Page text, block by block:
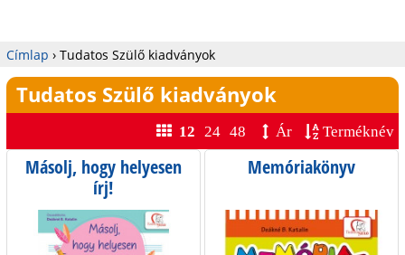
Jelenlegi
hely
Címlap › Tudatos Szülő kiadványok
Tudatos Szülő kiadványok
12 24 48 Ár Terméknév
Másolj, hogy helyesen
írj!
Memóriakönyv